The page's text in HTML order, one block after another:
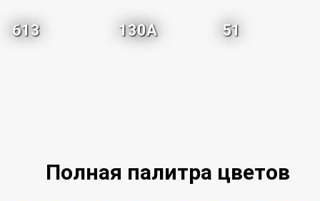
613 130A 51
Полная палитра цветов